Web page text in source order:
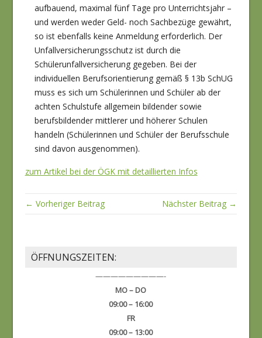
aufbauend, maximal fünf Tage pro Unterrichtsjahr –
und werden weder Geld- noch Sachbezüge gewährt,
so ist ebenfalls keine Anmeldung erforderlich. Der
Unfallversicherungsschutz ist durch die
Schülerunfallversicherung gegeben. Bei der
individuellen Berufsorientierung gemäß § 13b SchUG
muss es sich um Schülerinnen und Schüler ab der
achten Schulstufe allgemein bildender sowie
berufsbildender mittlerer und höherer Schulen
handeln (Schülerinnen und Schüler der Berufsschule
sind davon ausgenommen).
zum Artikel bei der ÖGK mit detaillierten Infos
← Vorheriger Beitrag Nächster Beitrag →
ÖFFNUNGSZEITEN:
—————————-
MO – DO
09:00 – 16:00
FR
09:00 – 13:00